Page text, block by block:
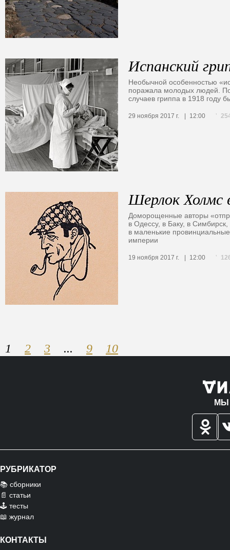
Испанский
Необычной особенностью
поражала молодых людей.
случаев гриппа в 1918 году
29 ноября 2017 г. 12:00
Шерлок Холмс
Доморощенные авторы
в Одессу, в Баку, в
в маленькие
империи
19 ноября 2017 г. 12:00
1 2 3 ... 9 10
МЫ
РУБРИКАТОР
📚 сборники
📄 статьи
🕹️ тесты
📖 журнал
КОНТАКТЫ